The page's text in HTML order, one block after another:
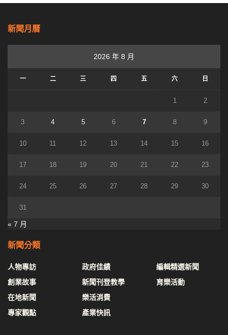
新聞月曆
2026 年 8 月
一 二 三 四 五 六 日
1 2
3 4 5 6 7 8 9
10 11 12 13 14 15 16
17 18 19 20 21 22 23
24 25 26 27 28 29 30
31
« 7 月
新聞分類
人物專訪
創業故事
在地新聞
專家觀點
政府佳績
新聞刊登教學
樂活消費
產業快訊
編輯精選新聞
育樂活動